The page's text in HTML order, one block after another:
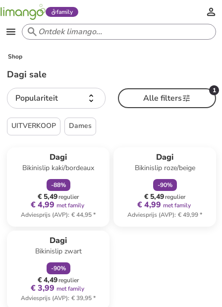
family
Shop
Dagi sale
Populariteit
1
Alle filters
UITVERKOOP Dames
Dagi
Bikinislip kaki/bordeaux
-88%
€ 5,49regulier
€ 4,99 met family
Adviesprijs (AVP): € 44,95*
Dagi
Bikinislip roze/beige
-90%
€ 5,49regulier
€ 4,99 met family
Adviesprijs (AVP): € 49,99*
Dagi
Bikinislip zwart
-90%
€ 4,49regulier
€ 3,99 met family
Adviesprijs (AVP): € 39,95*